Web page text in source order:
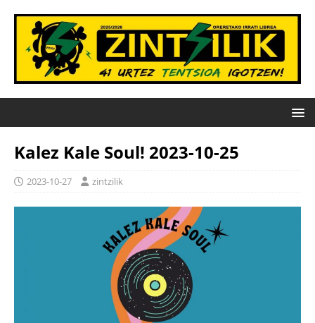
Kalez Kale Soul! 2023-10-25
2023-10-27 zintzilik